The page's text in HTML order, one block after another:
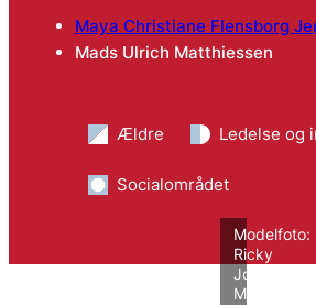
Maya Christiane Flensborg
Mads Ulrich Matthiessen
Ældre Ledelse og
Socialområdet
Modelfoto:
Ricky
John
Molloy/VIVE